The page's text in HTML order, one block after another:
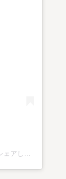
BAR WHITE OAK(@bar_white_oak)がシェアした投稿